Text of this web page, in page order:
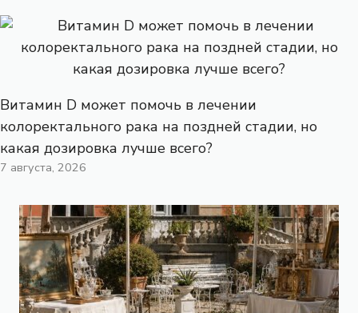
Витамин D может помочь в лечении
колоректального рака на поздней стадии, но
какая дозировка лучше всего?
7 августа, 2026